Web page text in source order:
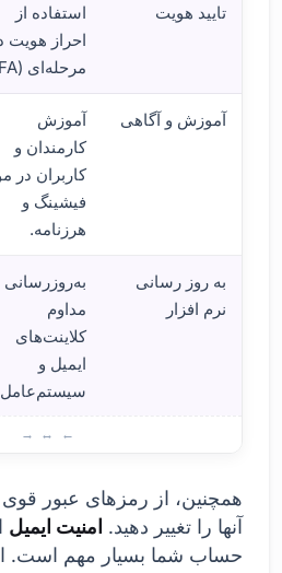
تایید هویت
استفاده از
احراز هویت
مرحله‌ای (2FA).
آموزش و آگاهی
آموزش
کارمندان و
کاربران در
فیشینگ و
هرزنامه.
به روز رسانی
نرم افزار
به‌روزرسانی
مداوم
کلاینت‌های
ایمیل و
همچنین، از رمزهای عبور قوی
آنها را تغییر دهید. امنیت ایمیل
حساب شما بسیار مهم است.